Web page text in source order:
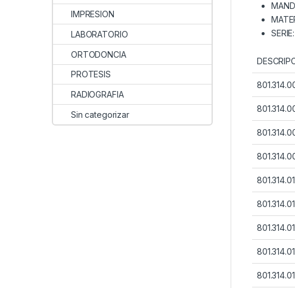
IMPRESION
LABORATORIO
ORTODONCIA
PROTESIS
RADIOGRAFIA
Sin categorizar